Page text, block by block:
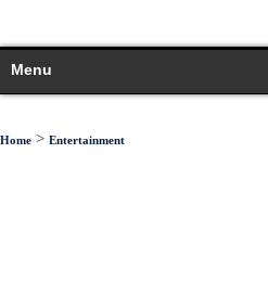
Menu
Home > Entertainment